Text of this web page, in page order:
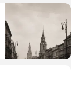
דעות